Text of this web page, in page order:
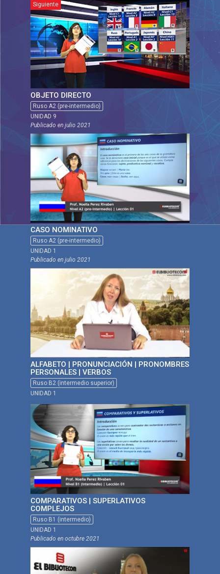
Siguiente
OBJETO DIRECTO
Ruso A2 (pre-intermedio)
UNIDAD 9
Publicado enjulio 2021
CASO NOMINATIVO
Ruso A2 (pre-intermedio)
UNIDAD 1
Publicado enjulio 2021
ALFABETO | PRONUNCIACIÓN | PRONOMBRES
PERSONALES | VERBOS
Ruso B2 (intermedio superior)
UNIDAD 1
COMPARATIVOS | SUPERLATIVOS
COMPLEJOS
Ruso B1 (intermedio)
UNIDAD 1
Publicado enoctubre 2021